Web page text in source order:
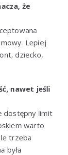
że
Lepiej
dziecko,
nawet jeśli
dostępny limit
warto
trzeba
była